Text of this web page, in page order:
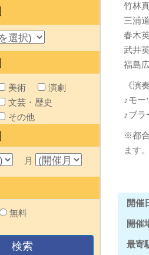
竹林
三浦
春木
武井
福島
《演
♪モ
♪ブ
※都
ます
開催
開催
最寄
美術
演劇
文芸・歴史
その他
月
無料